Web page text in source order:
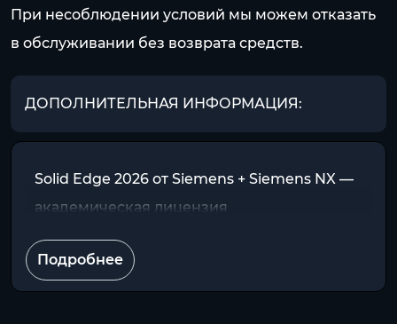
При несоблюдении условий мы можем отказать
в обслуживании без возврата средств.
ДОПОЛНИТЕЛЬНАЯ ИНФОРМАЦИЯ:
Solid Edge 2026 от Siemens + Siemens NX —
академическая лицензия
Подробнее